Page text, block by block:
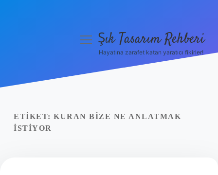
Yasal Uyarı
menüyüŞık Tasarım Rehberi
Hayatına zarafet katan yaratıcı fikirler!
ETIKET: KURAN BIZE NE ANLATMAK
ISTIYOR